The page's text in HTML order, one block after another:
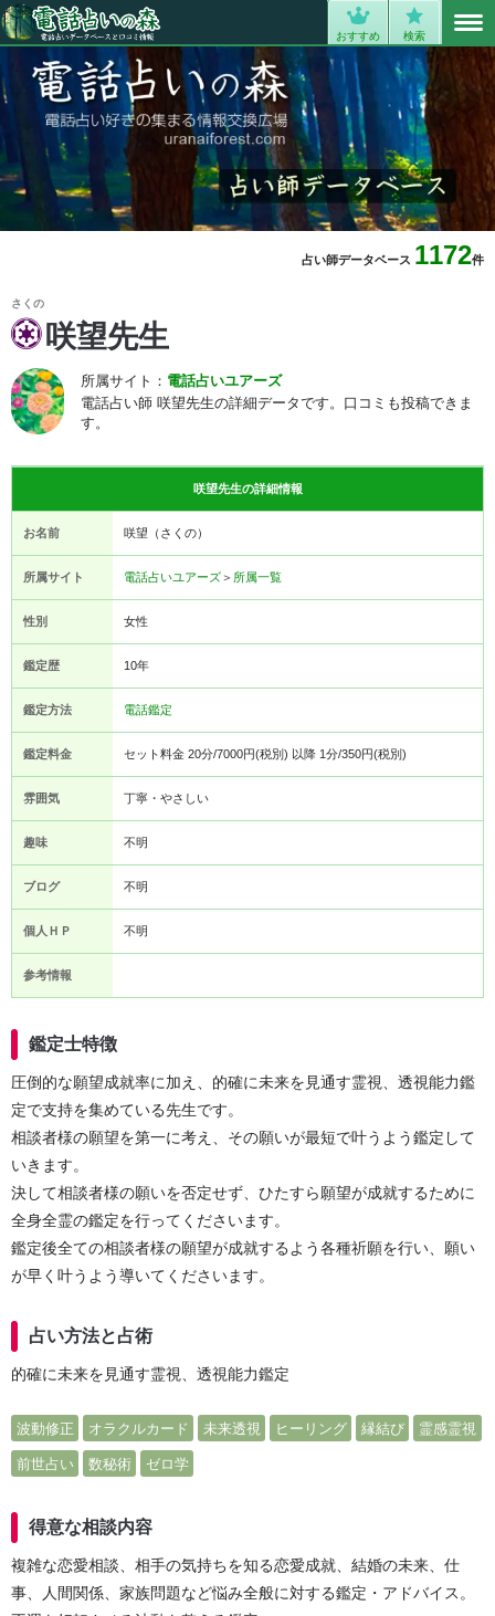
おすすめ 検索
占い師データベース 1172件
さくの
咲望先生
所属サイト： 電話占いユアーズ
電話占い師 咲望先生の詳細データです。口コミも投稿できま
す。
咲望先生の詳細情報
お名前 咲望（さくの）
所属サイト 電話占いユアーズ＞ 所属一覧
性別 女性
鑑定歴 10年
鑑定方法 電話鑑定
鑑定料金 セット料金 20分/7000円(税別) 以降 1分/350円(税別)
雰囲気 丁寧・やさしい
趣味 不明
ブログ 不明
個人ＨＰ 不明
参考情報
鑑定士特徴
圧倒的な願望成就率に加え、的確に未来を見通す霊視、透視能力鑑
定で支持を集めている先生です。
相談者様の願望を第一に考え、その願いが最短で叶うよう鑑定して
いきます。
決して相談者様の願いを否定せず、ひたすら願望が成就するために
全身全霊の鑑定を行ってくださいます。
鑑定後全ての相談者様の願望が成就するよう各種祈願を行い、願い
が早く叶うよう導いてくださいます。
占い方法と占術
的確に未来を見通す霊視、透視能力鑑定
波動修正 オラクルカード 未来透視 ヒーリング 縁結び 霊感霊視
前世占い 数秘術 ゼロ学
得意な相談内容
複雑な恋愛相談、相手の気持ちを知る恋愛成就、結婚の未来、仕
事、人間関係、家族問題など悩み全般に対する鑑定・アドバイス。